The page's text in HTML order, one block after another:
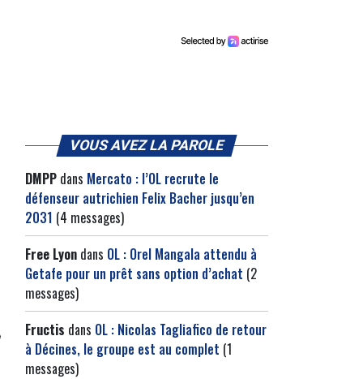
VOUS AVEZ LA PAROLE
DMPP dans Mercato : l’OL recrute le
défenseur autrichien Felix Bacher jusqu’en
2031 (4 messages)
Free Lyon dans OL : Orel Mangala attendu à
Getafe pour un prêt sans option d’achat (2
messages)
Fructis dans OL : Nicolas Tagliafico de retour
à Décines, le groupe est au complet (1
messages)